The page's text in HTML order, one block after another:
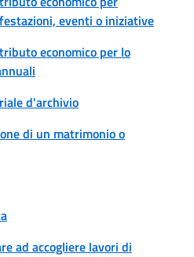
eventi o iniziative
economico per lo
d'archivio
di un matrimonio o
ad accogliere lavori di